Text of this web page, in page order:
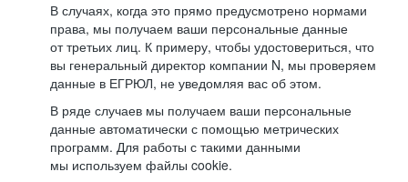
В случаях, когда это прямо предусмотрено нормами
права, мы получаем ваши персональные данные
от третьих лиц. К примеру, чтобы удостовериться, что
вы генеральный директор компании N, мы проверяем
данные в ЕГРЮЛ, не уведомляя вас об этом.
В ряде случаев мы получаем ваши персональные
данные автоматически с помощью метрических
программ. Для работы с такими данными
мы используем файлы cookie.